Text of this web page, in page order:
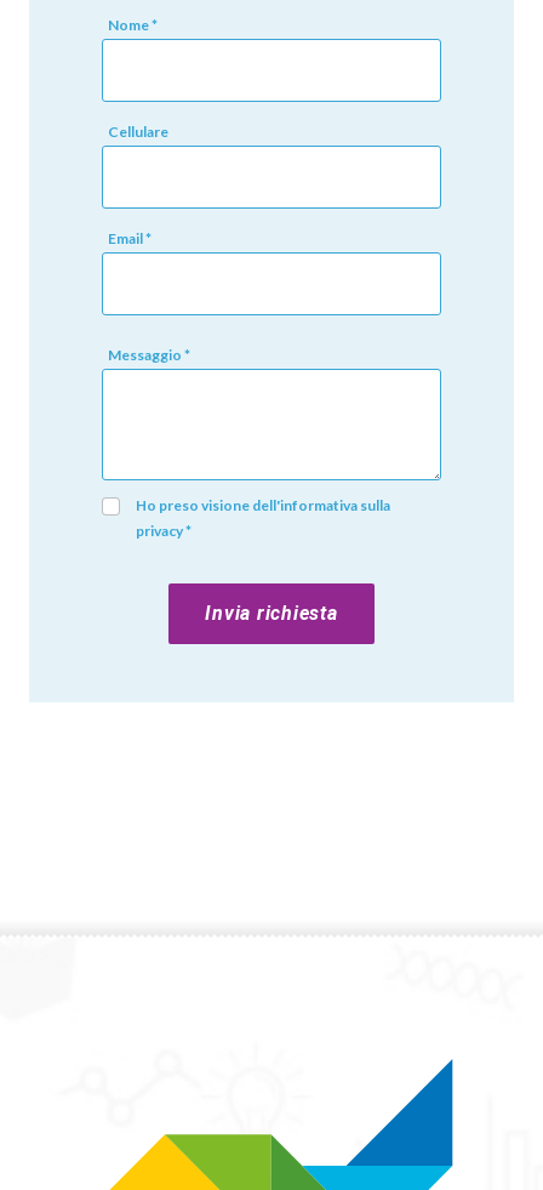
Nome *
Cellulare
Email *
Messaggio *
Ho preso visione dell'informativa sulla
privacy *
Invia richiesta